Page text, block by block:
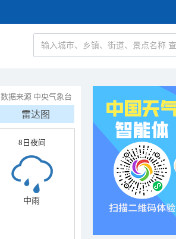
数据来源 中央气象台
雷达图
8日夜间
中雨